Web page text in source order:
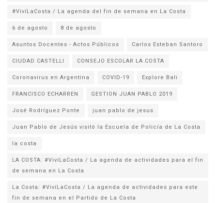
#VivíLaCosta / La agenda del fin de semana en La Costa
6 de agosto
8 de agosto
Asuntos Docentes - Actos Públicos
Carlos Esteban Santoro
CIUDAD CASTELLI
CONSEJO ESCOLAR LA COSTA
Coronavirus en Argentina
COVID-19
Explore Bali
FRANCISCO ECHARREN
GESTION JUAN PABLO 2019
José Rodríguez Ponte
juan pablo de jesus
la costa
LA COSTA: #VivíLaCosta / La agenda de actividades para el fin
de semana en La Costa
La Costa: #VivíLaCosta / La agenda de actividades para este
fin de semana en el Partido de La Costa